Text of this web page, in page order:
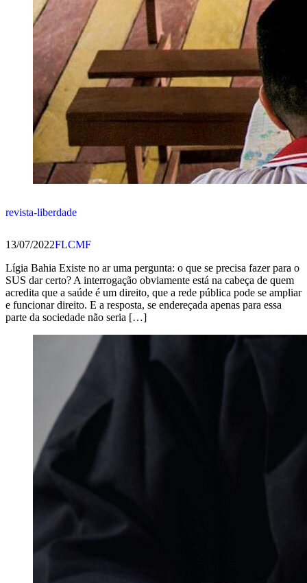
revista-liberdade
13/07/2022FLCMF
Lígia Bahia Existe no ar uma pergunta: o que se precisa fazer para o
SUS dar certo? A interrogação obviamente está na cabeça de quem
acredita que a saúde é um direito, que a rede pública pode se ampliar
e funcionar direito. E a resposta, se endereçada apenas para essa
parte da sociedade não seria […]